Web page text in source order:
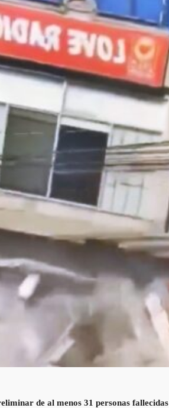
de al menos 31 personas fallecidas